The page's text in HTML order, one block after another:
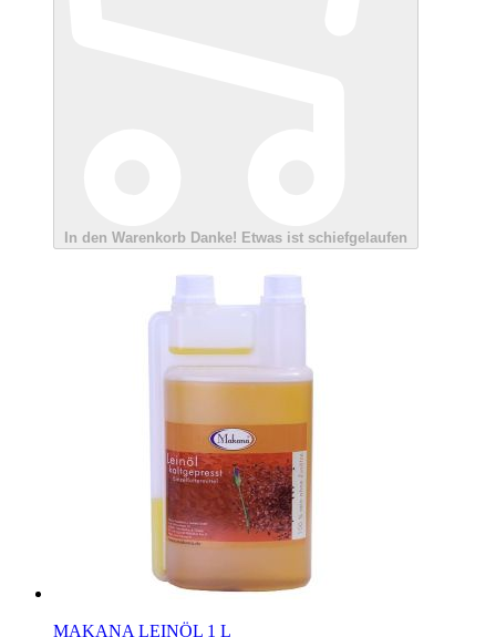
In den Warenkorb Danke! Etwas ist schiefgelaufen
MAKANA LEINÖL 1 L